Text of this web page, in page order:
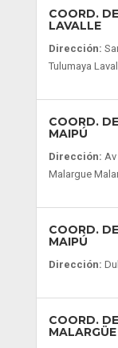
COORD.
LAVALLE
Dirección:
Tulumaya
COORD.
MAIPÚ
Dirección: Av
Malargue
COORD.
MAIPÚ
Dirección:
COORD.
MALARGÜE